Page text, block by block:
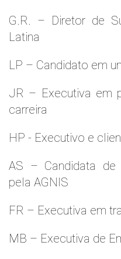
G.R. – Diretor de
Latina
LP – Candidato em
JR – Executiva em
carreira
HP - Executivo e
AS – Candidata de
pela AGNIS
FR – Executiva em
MB – Executiva de